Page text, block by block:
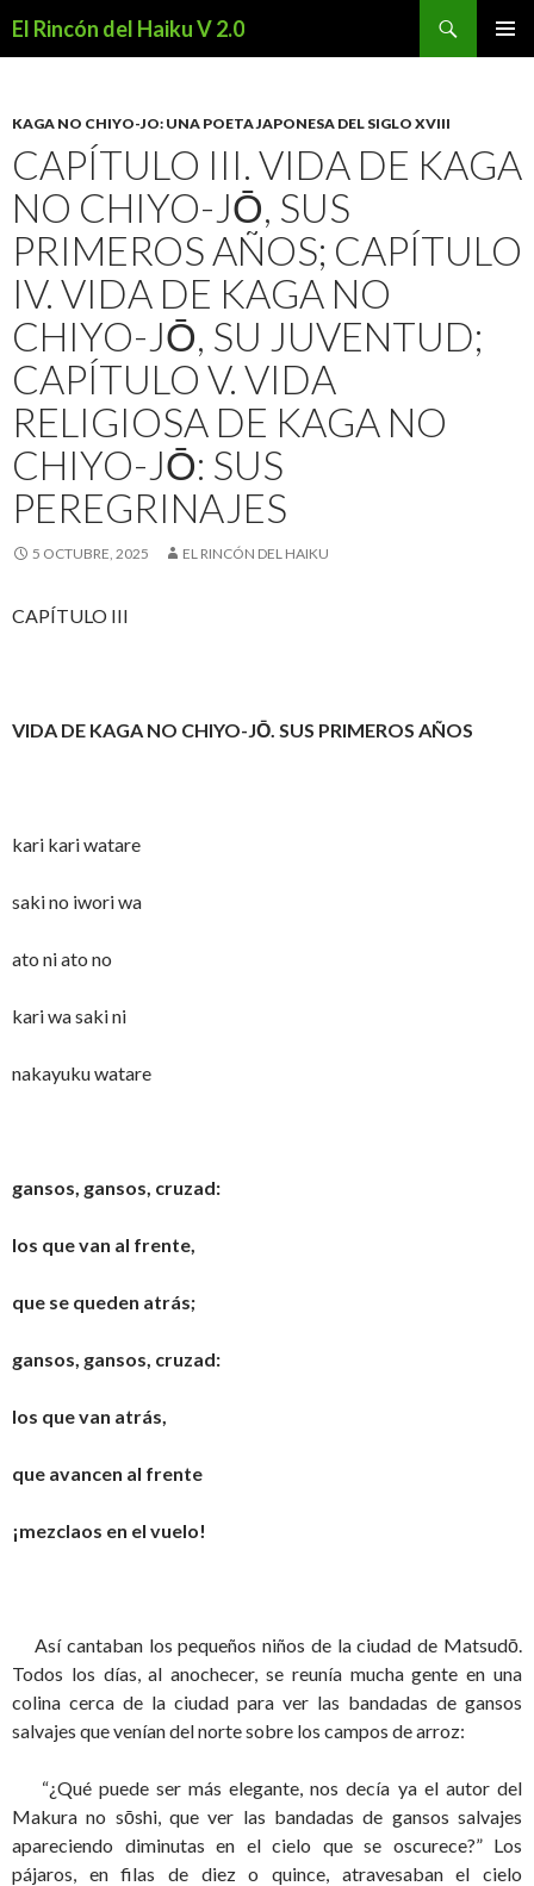
El Rincón del Haiku V 2.0
KAGA NO CHIYO-JO: UNA POETA JAPONESA DEL SIGLO XVIII
CAPÍTULO III. VIDA DE KAGA
NO CHIYO-JŌ, SUS
PRIMEROS AÑOS; CAPÍTULO
IV. VIDA DE KAGA NO
CHIYO-JŌ, SU JUVENTUD;
CAPÍTULO V. VIDA
RELIGIOSA DE KAGA NO
CHIYO-JŌ: SUS
PEREGRINAJES
5 OCTUBRE, 2025 EL RINCÓN DEL HAIKU
CAPÍTULO III
VIDA DE KAGA NO CHIYO-JŌ. SUS PRIMEROS AÑOS
kari kari watare
saki no iwori wa
ato ni ato no
kari wa saki ni
nakayuku watare
gansos, gansos, cruzad:
los que van al frente,
que se queden atrás;
gansos, gansos, cruzad:
los que van atrás,
que avancen al frente
¡mezclaos en el vuelo!
Así cantaban los pequeños niños de la ciudad de Matsudō.
Todos los días, al anochecer, se reunía mucha gente en una
colina cerca de la ciudad para ver las bandadas de gansos
salvajes que venían del norte sobre los campos de arroz:
“¿Qué puede ser más elegante, nos decía ya el autor del
Makura no sōshi, que ver las bandadas de gansos salvajes
apareciendo diminutas en el cielo que se oscurece?” Los
pájaros, en filas de diez o quince, atravesaban el cielo